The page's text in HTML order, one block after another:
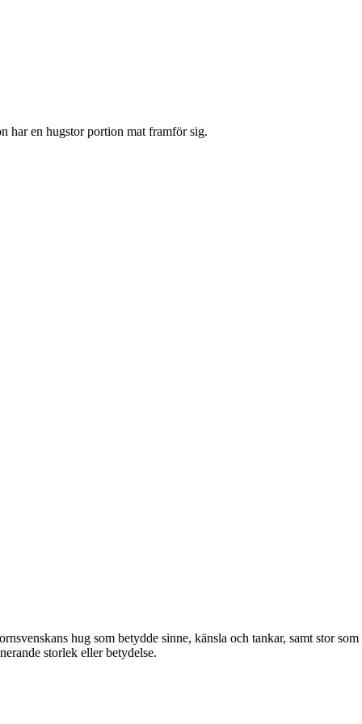
har en hugstor portion mat framför sig.
hug som betydde sinne, känsla och tankar, samt stor som
storlek eller betydelse.